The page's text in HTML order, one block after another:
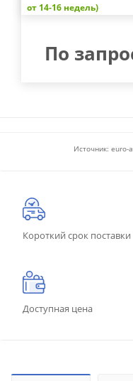
от 14-16 недель)
По
Источник:
Короткий срок поставки
Доступная цена